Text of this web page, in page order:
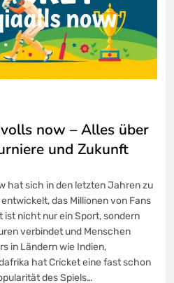
now – Alles über
und Zukunft
hat sich in den letzten Jahren zu
das Millionen von Fans
nicht nur ein Sport, sondern
verbindet und Menschen
in Ländern wie Indien,
hat Cricket eine fast schon
des Spiels…